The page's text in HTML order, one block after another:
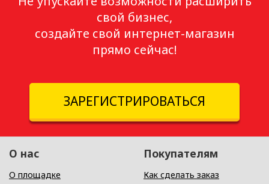
свой бизнес,
создайте свой интернет-магазин
прямо сейчас!
ЗАРЕГИСТРИРОВАТЬСЯ
О нас
О площадке
Покупателям
Как сделать заказ